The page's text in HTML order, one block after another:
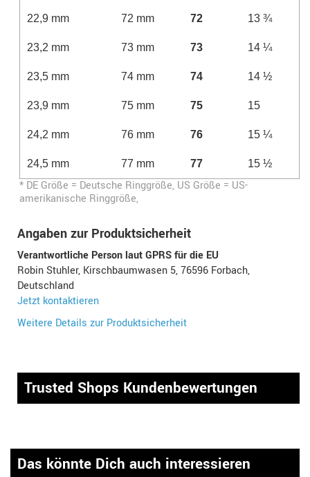
22,9 mm 72 mm 72 13 ¾
23,2 mm 73 mm 73 14 ¼
23,5 mm 74 mm 74 14 ½
23,9 mm 75 mm 75 15
24,2 mm 76 mm 76 15 ¼
24,5 mm 77 mm 77 15 ½
* DE Größe = Deutsche Ringgröße, US Größe = US-
amerikanische Ringgröße,
Angaben zur Produktsicherheit
Verantwortliche Person laut GPRS für die EU
Robin Stuhler, Kirschbaumwasen 5, 76596 Forbach,
Deutschland
Jetzt kontaktieren
Weitere Details zur Produktsicherheit
Trusted Shops Kundenbewertungen
Das könnte Dich auch interessieren